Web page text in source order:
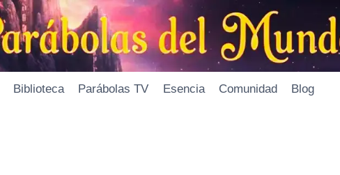
Biblioteca Parábolas TV Esencia Comunidad Blog